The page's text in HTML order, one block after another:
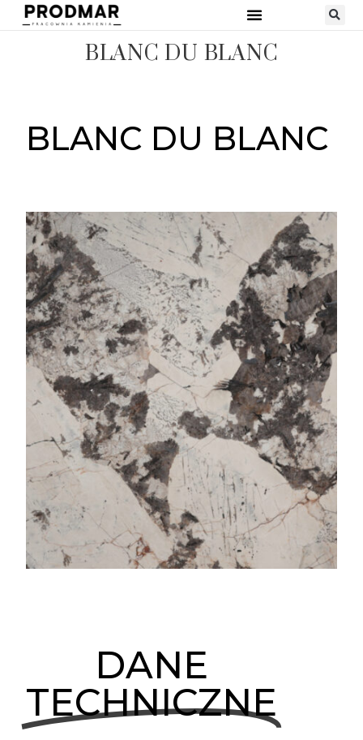
BLANC DU BLANC
BLANC DU BLANC
DANE
TECHNICZNE